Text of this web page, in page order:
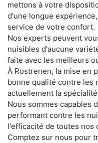
mettons à votre
d'une longue
service de votre confort.
Nos experts peuvent
nuisibles d'aucune
faite avec les meilleurs
À Rostrenen, la mise en
bonne qualité contre les
actuellement la
Nous sommes capables
performant contre les
l'efficacité de toutes nos
Comptez sur nous pour